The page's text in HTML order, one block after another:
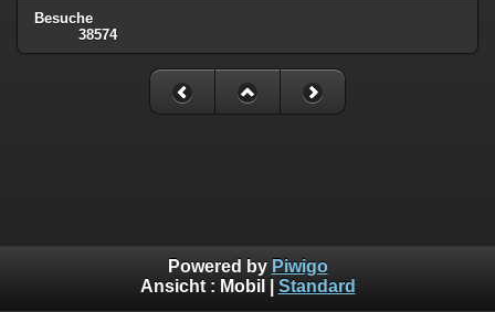
Besuche
38574
Powered by Piwigo
Ansicht : Mobil Standard